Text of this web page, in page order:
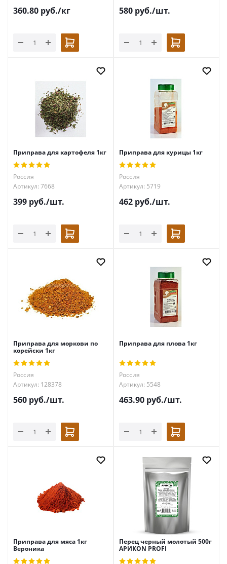
360.80 руб./кг 580 руб./шт.
Приправа для картофеля 1кг
Россия
Артикул: 7668
399 руб./шт.
Приправа для курицы 1кг
Россия
Артикул: 5719
462 руб./шт.
Приправа для моркови по
корейски 1кг
Россия
Артикул: 128378
560 руб./шт.
Приправа для плова 1кг
Россия
Артикул: 5548
463.90 руб./шт.
Приправа для мяса 1кг
Вероника
Перец черный молотый 500г
АРИКON PROFI